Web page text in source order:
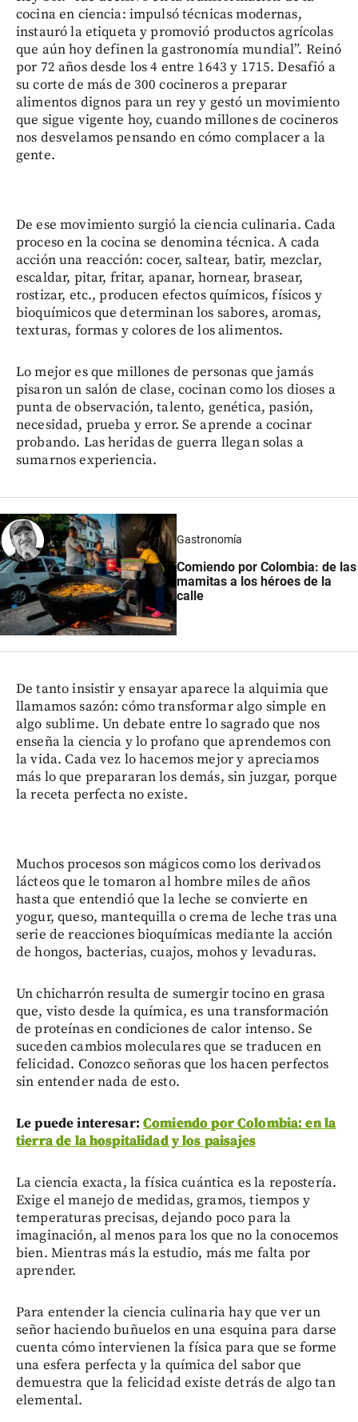
cocina en ciencia: impulsó técnicas modernas,
instauró la etiqueta y promovió productos agrícolas
que aún hoy definen la gastronomía mundial”. Reinó
por 72 años desde los 4 entre 1643 y 1715. Desafió a
su corte de más de 300 cocineros a preparar
alimentos dignos para un rey y gestó un movimiento
que sigue vigente hoy, cuando millones de cocineros
nos desvelamos pensando en cómo complacer a la
gente.
De ese movimiento surgió la ciencia culinaria. Cada
proceso en la cocina se denomina técnica. A cada
acción una reacción: cocer, saltear, batir, mezclar,
escaldar, pitar, fritar, apanar, hornear, brasear,
rostizar, etc., producen efectos químicos, físicos y
bioquímicos que determinan los sabores, aromas,
texturas, formas y colores de los alimentos.
Lo mejor es que millones de personas que jamás
pisaron un salón de clase, cocinan como los dioses a
punta de observación, talento, genética, pasión,
necesidad, prueba y error. Se aprende a cocinar
probando. Las heridas de guerra llegan solas a
sumarnos experiencia.
Gastronomía
Comiendo por Colombia: de las
mamitas a los héroes de la
calle
De tanto insistir y ensayar aparece la alquimia que
llamamos sazón: cómo transformar algo simple en
algo sublime. Un debate entre lo sagrado que nos
enseña la ciencia y lo profano que aprendemos con
la vida. Cada vez lo hacemos mejor y apreciamos
más lo que prepararan los demás, sin juzgar, porque
la receta perfecta no existe.
Muchos procesos son mágicos como los derivados
lácteos que le tomaron al hombre miles de años
hasta que entendió que la leche se convierte en
yogur, queso, mantequilla o crema de leche tras una
serie de reacciones bioquímicas mediante la acción
de hongos, bacterias, cuajos, mohos y levaduras.
Un chicharrón resulta de sumergir tocino en grasa
que, visto desde la química, es una transformación
de proteínas en condiciones de calor intenso. Se
suceden cambios moleculares que se traducen en
felicidad. Conozco señoras que los hacen perfectos
sin entender nada de esto.
Le puede interesar: Comiendo por Colombia: en la
tierra de la hospitalidad y los paisajes
La ciencia exacta, la física cuántica es la repostería.
Exige el manejo de medidas, gramos, tiempos y
temperaturas precisas, dejando poco para la
imaginación, al menos para los que no la conocemos
bien. Mientras más la estudio, más me falta por
aprender.
Para entender la ciencia culinaria hay que ver un
señor haciendo buñuelos en una esquina para darse
cuenta cómo intervienen la física para que se forme
una esfera perfecta y la química del sabor que
demuestra que la felicidad existe detrás de algo tan
elemental.